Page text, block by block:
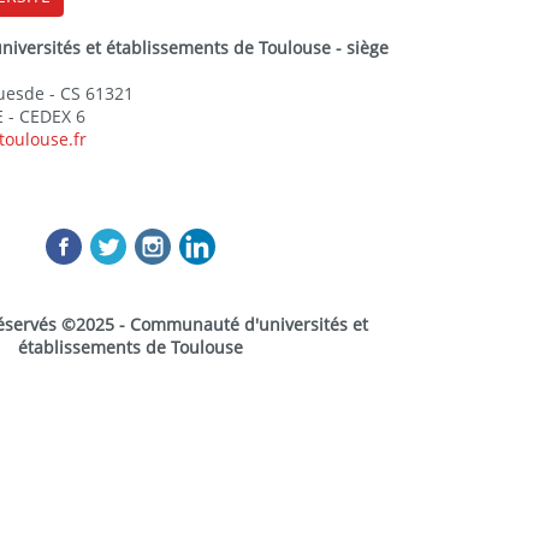
et établissements de Toulouse - siège
- CS 61321
- CEDEX 6
©2025 - Communauté d'universités et
établissements de Toulouse